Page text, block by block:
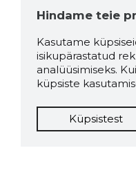
Hindame teie
Kasutame
isikupärastatud
analüüsimiseks.
küpsiste
Küpsistest